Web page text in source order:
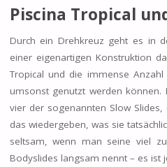
Piscina Tropical
Durch ein Drehkreuz geht es in
einer eigenartigen Konstruktion
Tropical und die immense
umsonst genutzt werden können.
vier der sogenannten Slow
das wiedergeben, was sie
seltsam, wenn man seine viel
Bodyslides langsam nennt – es ist